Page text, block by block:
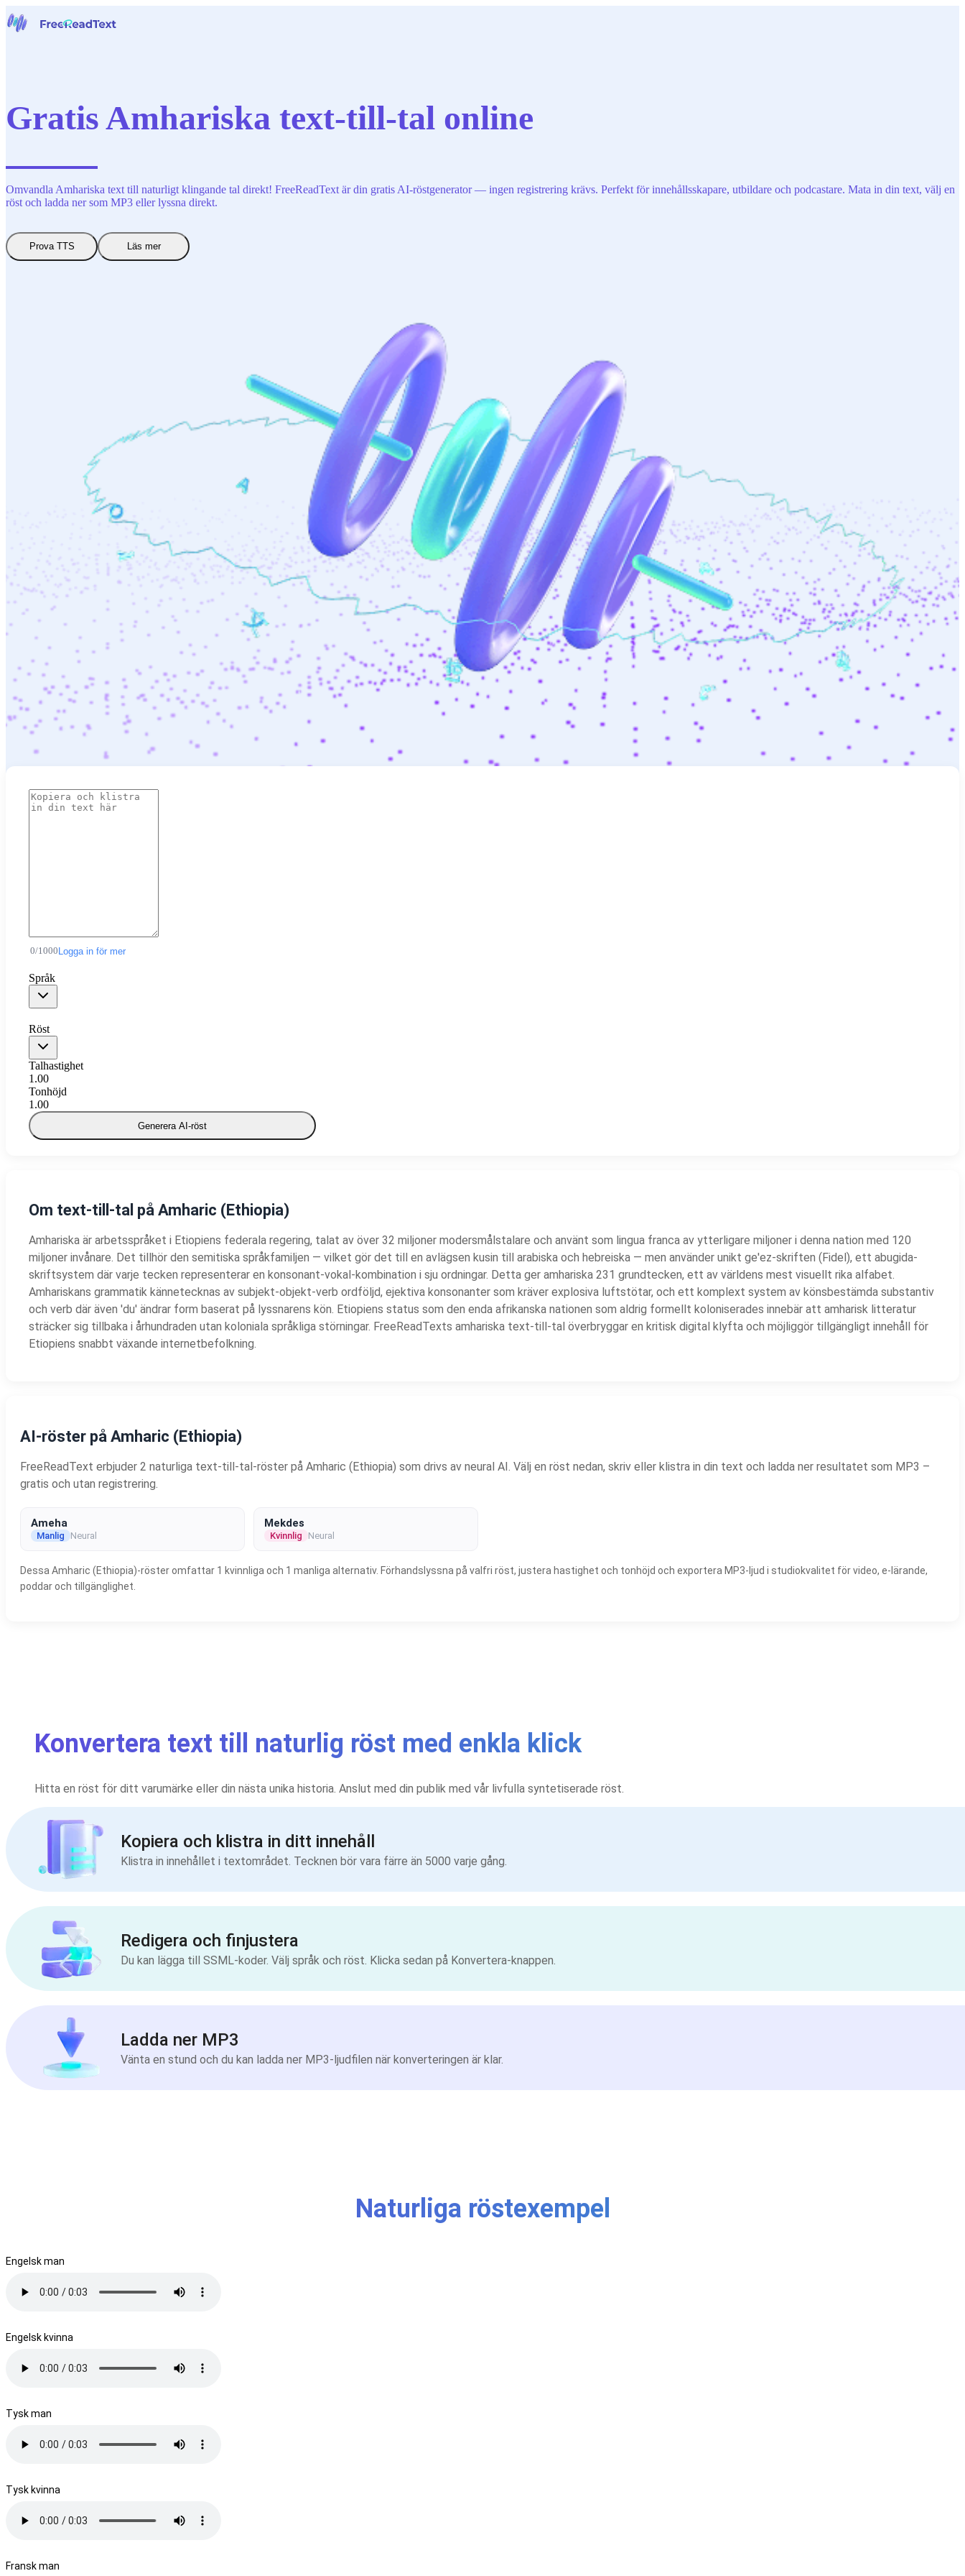
Priser
Kontakta oss
Gratis Amhariska text-till-tal online
Omvandla Amhariska text till naturligt klingande tal direkt! FreeReadText är din gratis AI-röstgenerator — ingen registrering krävs. Perfekt för innehållsskapare, utbildare och podcastare. Mata in din text, välj en
röst och ladda ner som MP3 eller lyssna direkt.
Prova TTS Läs mer
0/1000Logga in för mer
Språk
Röst
Talhastighet
1.00
Tonhöjd
1.00
Generera AI-röst
Om text-till-tal på Amharic (Ethiopia)
Amhariska är arbetsspråket i Etiopiens federala regering, talat av över 32 miljoner modersmålstalare och använt som lingua franca av ytterligare miljoner i denna nation med 120
miljoner invånare. Det tillhör den semitiska språkfamiljen — vilket gör det till en avlägsen kusin till arabiska och hebreiska — men använder unikt ge'ez-skriften (Fidel), ett abugida-
skriftsystem där varje tecken representerar en konsonant-vokal-kombination i sju ordningar. Detta ger amhariska 231 grundtecken, ett av världens mest visuellt rika alfabet.
Amhariskans grammatik kännetecknas av subjekt-objekt-verb ordföljd, ejektiva konsonanter som kräver explosiva luftstötar, och ett komplext system av könsbestämda substantiv
och verb där även 'du' ändrar form baserat på lyssnarens kön. Etiopiens status som den enda afrikanska nationen som aldrig formellt koloniserades innebär att amharisk litteratur
sträcker sig tillbaka i århundraden utan koloniala språkliga störningar. FreeReadTexts amhariska text-till-tal överbryggar en kritisk digital klyfta och möjliggör tillgängligt innehåll för
Etiopiens snabbt växande internetbefolkning.
AI-röster på Amharic (Ethiopia)
FreeReadText erbjuder 2 naturliga text-till-tal-röster på Amharic (Ethiopia) som drivs av neural AI. Välj en röst nedan, skriv eller klistra in din text och ladda ner resultatet som MP3 –
gratis och utan registrering.
Ameha
Manlig Neural
Mekdes
Kvinnlig Neural
Dessa Amharic (Ethiopia)-röster omfattar 1 kvinnliga och 1 manliga alternativ. Förhandslyssna på valfri röst, justera hastighet och tonhöjd och exportera MP3-ljud i studiokvalitet för video, e-lärande,
poddar och tillgänglighet.
Konvertera text till naturlig röst med enkla klick
Hitta en röst för ditt varumärke eller din nästa unika historia. Anslut med din publik med vår livfulla syntetiserade röst.
Kopiera och klistra in ditt innehåll
Klistra in innehållet i textområdet. Tecknen bör vara färre än 5000 varje gång.
Redigera och finjustera
Du kan lägga till SSML-koder. Välj språk och röst. Klicka sedan på Konvertera-knappen.
Ladda ner MP3
Vänta en stund och du kan ladda ner MP3-ljudfilen när konverteringen är klar.
Naturliga röstexempel
Engelsk man
Engelsk kvinna
Tysk man
Tysk kvinna
Fransk man